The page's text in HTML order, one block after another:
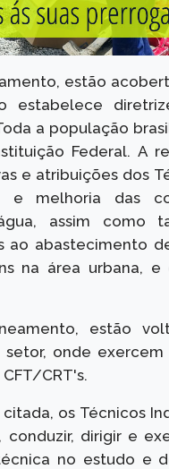
estão
estabelece
a população
Federal. A
e atribuições dos
e melhoria das
assim como
ao abastecimento
na área urbana,
estão
onde
CRT's.
os Técnicos
conduzir, dirigir e
no estudo e